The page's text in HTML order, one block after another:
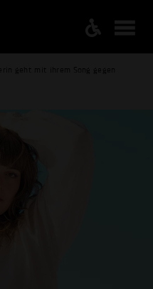
geht mit ihrem Song gegen